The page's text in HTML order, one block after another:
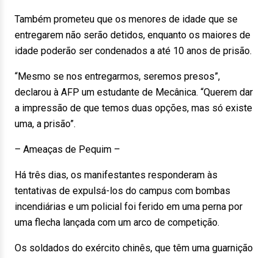
Também prometeu que os menores de idade que se
entregarem não serão detidos, enquanto os maiores de
idade poderão ser condenados a até 10 anos de prisão.
“Mesmo se nos entregarmos, seremos presos”,
declarou à AFP um estudante de Mecânica. “Querem dar
a impressão de que temos duas opções, mas só existe
uma, a prisão”.
– Ameaças de Pequim –
Há três dias, os manifestantes responderam às
tentativas de expulsá-los do campus com bombas
incendiárias e um policial foi ferido em uma perna por
uma flecha lançada com um arco de competição.
Os soldados do exército chinês, que têm uma guarnição